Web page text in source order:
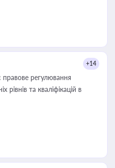
+14
регулювання
рівнів та кваліфікацій в